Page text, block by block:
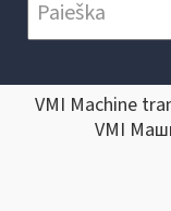
VMI Machine
VMI